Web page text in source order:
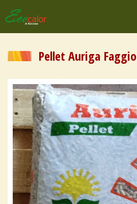
Pellet Auriga Faggio